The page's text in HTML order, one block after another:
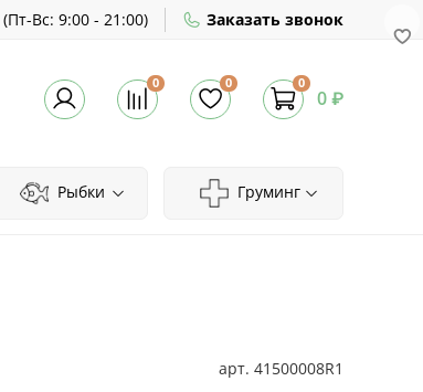
(Пт-Вс: 9:00 - 21:00) Заказать звонок
0 0 0
0 ₽
Рыбки Груминг
арт. 41500008R1